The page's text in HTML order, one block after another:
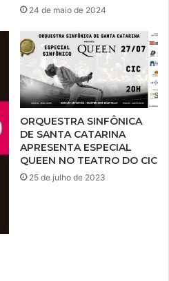
24 de maio de 2024
ORQUESTRA SINFÔNICA
DE SANTA CATARINA
APRESENTA ESPECIAL
QUEEN NO TEATRO DO CIC
25 de julho de 2023